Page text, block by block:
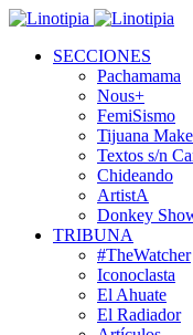
SECCIONES
Pachamama
Nous+
FemiSismo
Tijuana
Textos s/n
Chideando
ArtistA
Donkey
TRIBUNA
#TheWatcher
Iconoclasta
El Ahuate
El Radiador